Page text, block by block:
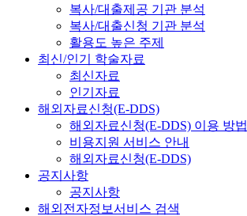
복사/대출제공 기관 분석
복사/대출신청 기관 분석
활용도 높은 주제
최신/인기 학술자료
최신자료
인기자료
해외자료신청(E-DDS)
해외자료신청(E-DDS) 이용 방법
비용지원 서비스 안내
해외자료신청(E-DDS)
공지사항
공지사항
해외전자정보서비스 검색